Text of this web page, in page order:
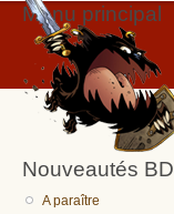
Menu principal
Nouveautés BD
A paraître